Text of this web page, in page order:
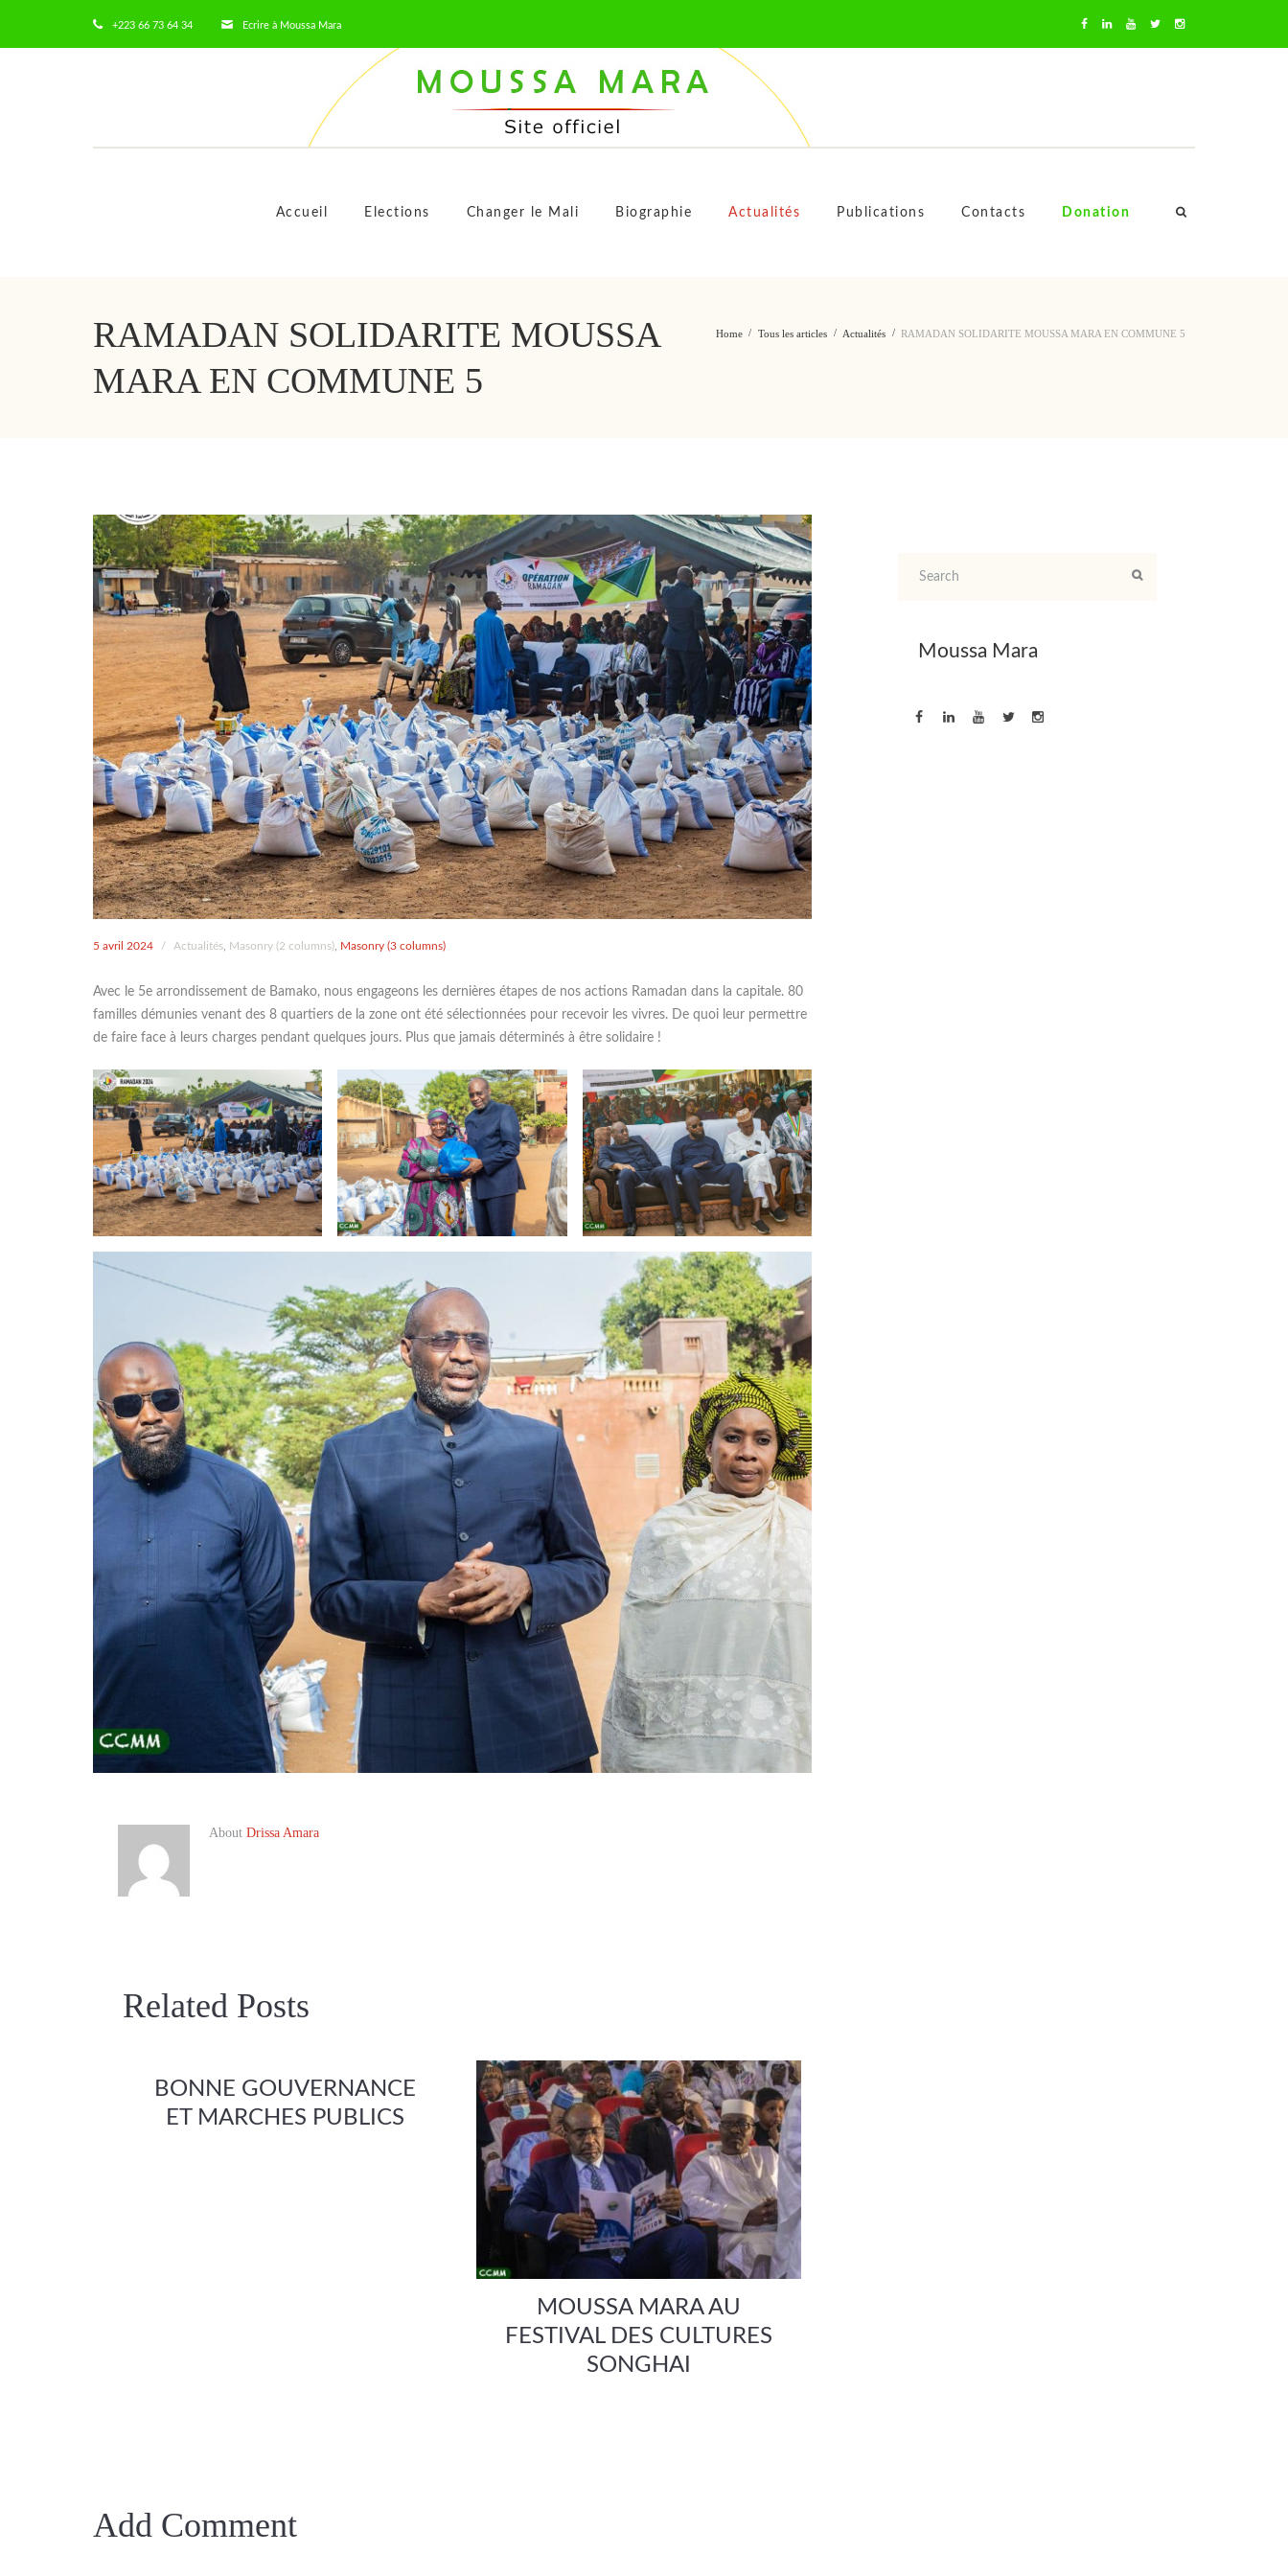
+223 66 73 64 34 Ecrire à Moussa Mara
Accueil Elections Changer le Mali Biographie Actualités Publications Contacts Donation
Home Tous les articles Actualités RAMADAN SOLIDARITE MOUSSA MARA EN COMMUNE 5
RAMADAN SOLIDARITE MOUSSA
MARA EN COMMUNE 5
5 avril 2024 / Actualités Masonry (2 columns) Masonry (3 columns)
Avec le 5e arrondissement de Bamako, nous engageons les dernières étapes de nos actions Ramadan dans la capitale. 80
familles démunies venant des 8 quartiers de la zone ont été sélectionnées pour recevoir les vivres. De quoi leur permettre
de faire face à leurs charges pendant quelques jours. Plus que jamais déterminés à être solidaire !
About Drissa Amara
Related Posts
BONNE GOUVERNANCE
ET MARCHES PUBLICS
MOUSSA MARA AU
FESTIVAL DES CULTURES
SONGHAI
Add Comment
Moussa Mara